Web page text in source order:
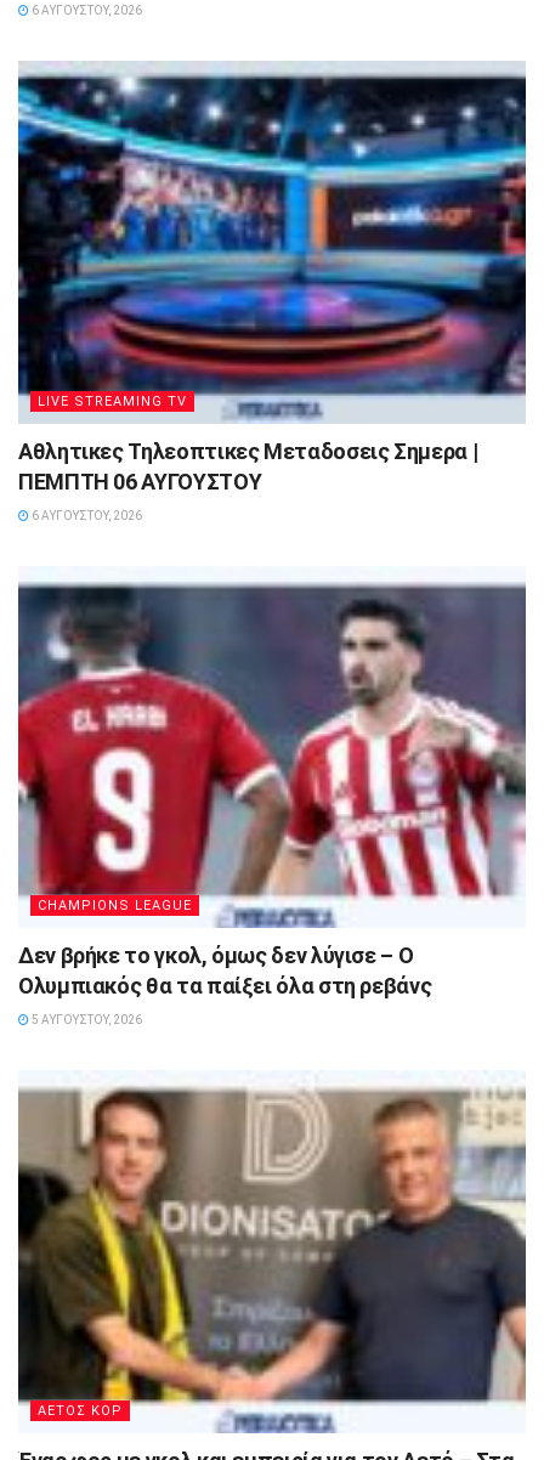
6 ΑΥΓΟΎΣΤΟΥ, 2026
LIVE STREAMING TV
Αθλητικες Τηλεοπτικες Μεταδοσεις Σημερα |
ΠΕΜΠΤΗ 06 ΑΥΓΟΥΣΤΟΥ
6 ΑΥΓΟΎΣΤΟΥ, 2026
CHAMPIONS LEAGUE
Δεν βρήκε το γκολ, όμως δεν λύγισε – Ο
Ολυμπιακός θα τα παίξει όλα στη ρεβάνς
5 ΑΥΓΟΎΣΤΟΥ, 2026
ΑΕΤΟΣ ΚΟΡ